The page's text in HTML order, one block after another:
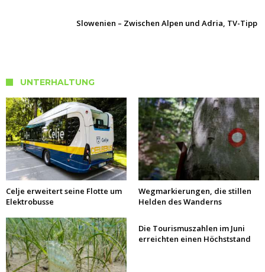
Slowenien – Zwischen Alpen und Adria, TV-Tipp
UNTERHALTUNG
Celje erweitert seine Flotte um
Elektrobusse
Wegmarkierungen, die stillen
Helden des Wanderns
Die Tourismuszahlen im Juni
erreichten einen Höchststand